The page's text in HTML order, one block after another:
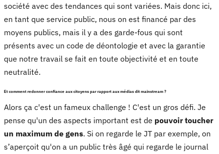
société avec des tendances qui sont variées. Mais donc ici,
en tant que service public, nous on est financé par des
moyens publics, mais il y a des garde-fous qui sont
présents avec un code de déontologie et avec la garantie
que notre travail se fait en toute objectivité et en toute
neutralité.
Et comment redonner confiance aux citoyens par rapport aux médias dit mainstream ?
Alors ça c'est un fameux challenge ! C'est un gros défi. Je
pense qu'un des aspects important est de pouvoir toucher
un maximum de gens. Si on regarde le JT par exemple, on
s’aperçoit qu'on a un public très âgé qui regarde le journal